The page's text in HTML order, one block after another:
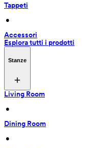
Tappeti
•
Accessori
Esplora tutti i prodotti
Stanze
Living Room
•
Dining Room
•